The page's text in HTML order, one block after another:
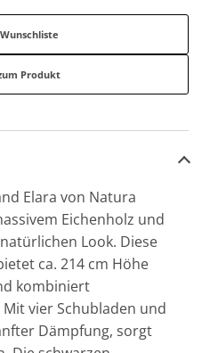
Produkt
Elara von Natura
Eichenholz und
Look. Diese
ca. 214 cm Höhe
kombiniert
vier Schubladen und
Dämpfung, sorgt